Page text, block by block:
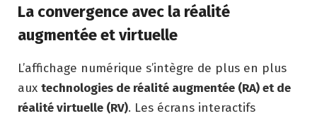
La convergence avec la réalité
augmentée et virtuelle
L’affichage numérique s’intègre de plus en plus
aux technologies de réalité augmentée (RA) et de
réalité virtuelle (RV). Les écrans interactifs